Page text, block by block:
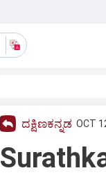
ದಕ್ಷಿಣಕನ್ನಡ OCT